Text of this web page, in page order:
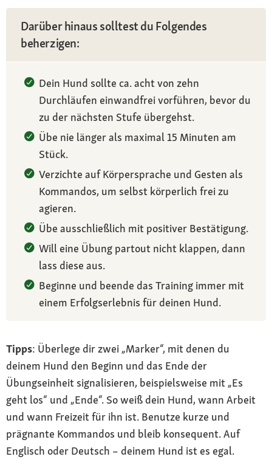
Darüber hinaus solltest du Folgendes
beherzigen:
Dein Hund sollte ca. acht von zehn
Durchläufen einwandfrei vorführen, bevor du
zu der nächsten Stufe übergehst.
Übe nie länger als maximal 15 Minuten am
Stück.
Verzichte auf Körpersprache und Gesten als
Kommandos, um selbst körperlich frei zu
agieren.
Übe ausschließlich mit positiver Bestätigung.
Will eine Übung partout nicht klappen, dann
lass diese aus.
Beginne und beende das Training immer mit
einem Erfolgserlebnis für deinen Hund.
Tipps: Überlege dir zwei „Marker“, mit denen du
deinem Hund den Beginn und das Ende der
Übungseinheit signalisieren, beispielsweise mit „Es
geht los“ und „Ende“. So weiß dein Hund, wann Arbeit
und wann Freizeit für ihn ist. Benutze kurze und
prägnante Kommandos und bleib konsequent. Auf
Englisch oder Deutsch – deinem Hund ist es egal.